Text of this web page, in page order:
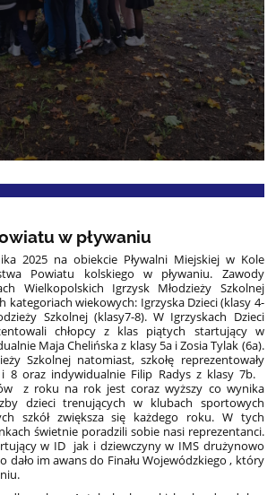
w pływaniu
2025 na obiekcie Pływalni Miejskiej w Kole
Powiatu kolskiego w pływaniu. Zawody
Wielkopolskich Igrzysk Młodzieży Szkolnej
kategoriach wiekowych: Igrzyska Dzieci (klasy 4-
Szkolnej (klasy7-8). W Igrzyskach Dzieci
chłopcy z klas piątych startujący w
Maja Chelińska z klasy 5a i Zosia Tylak (6a).
Szkolnej natomiast, szkołę reprezentowały
8 oraz indywidualnie Filip Radys z klasy 7b.
z roku na rok jest coraz wyższy co wynika
dzieci trenujących w klubach sportowych
szkół zwiększa się każdego roku. W tych
świetnie poradzili sobie nasi reprezentanci.
w ID jak i dziewczyny w IMS drużynowo
dało im awans do Finału Wojewódzkiego , który